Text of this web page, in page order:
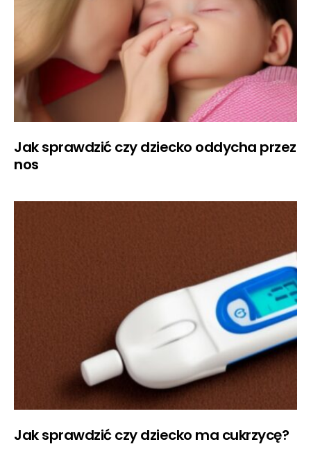
Jak sprawdzić czy dziecko oddycha przez
nos
Jak sprawdzić czy dziecko ma cukrzycę?